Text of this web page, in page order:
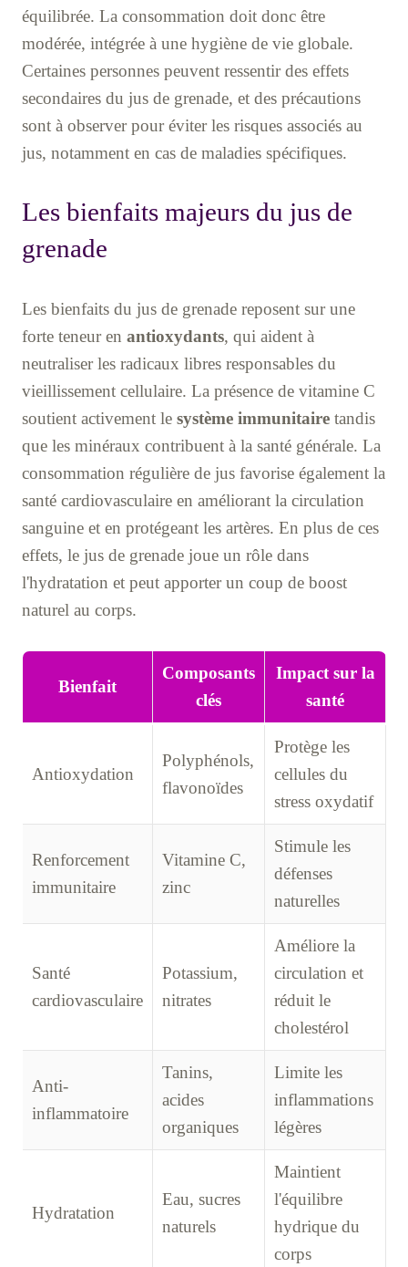
équilibrée. La consommation doit donc être
modérée, intégrée à une hygiène de vie globale.
Certaines personnes peuvent ressentir des effets
secondaires du jus de grenade, et des précautions
sont à observer pour éviter les risques associés au
jus, notamment en cas de maladies spécifiques.
Les bienfaits majeurs du jus de
grenade
Les bienfaits du jus de grenade reposent sur une
forte teneur en antioxydants, qui aident à
neutraliser les radicaux libres responsables du
vieillissement cellulaire. La présence de vitamine C
soutient activement le système immunitaire tandis
que les minéraux contribuent à la santé générale. La
consommation régulière de jus favorise également la
santé cardiovasculaire en améliorant la circulation
sanguine et en protégeant les artères. En plus de ces
effets, le jus de grenade joue un rôle dans
l'hydratation et peut apporter un coup de boost
naturel au corps.
Bienfait
Composants
clés
Impact sur la
santé
Antioxydation
Polyphénols,
flavonoïdes
Protège les
cellules du
stress oxydatif
Renforcement
immunitaire
Vitamine C,
zinc
Stimule les
défenses
naturelles
Santé
cardiovasculaire
Potassium,
nitrates
Améliore la
circulation et
réduit le
cholestérol
Anti-
inflammatoire
Tanins,
acides
organiques
Limite les
inflammations
légères
Hydratation
Eau, sucres
naturels
Maintient
l'équilibre
hydrique du
corps